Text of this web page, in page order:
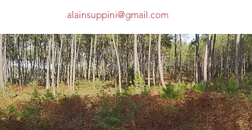
alainsuppini@gmail.com